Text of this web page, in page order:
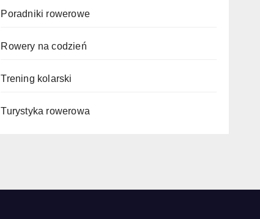
Poradniki rowerowe
Rowery na codzień
Trening kolarski
Turystyka rowerowa